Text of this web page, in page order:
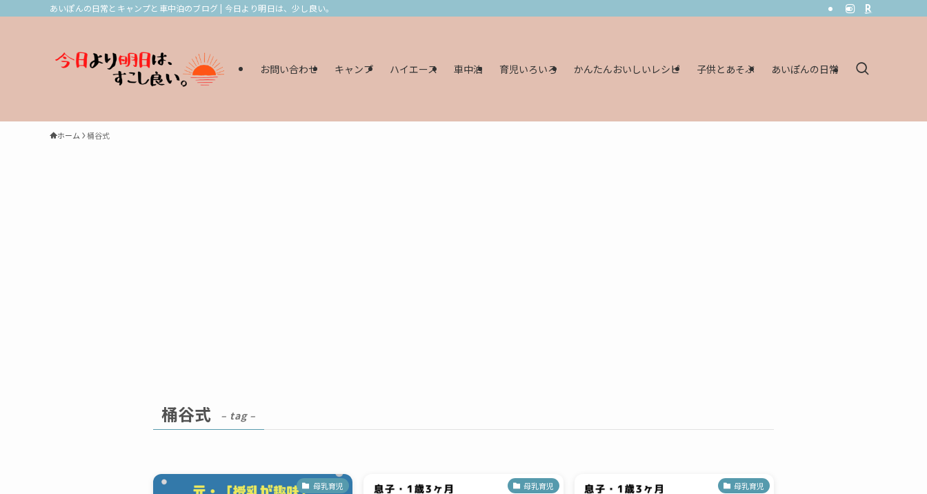
あいぽんの日常とキャンプと車中泊のブログ | 今日より明日は、少し良い。
お問い合わせ キャンプ ハイエース 車中泊 育児いろいろ かんたんおいしいレシピ 子供とあそぶ あいぽんの日常
ホーム 桶谷式
桶谷式 – tag –
母乳育児 母乳育児 母乳育児